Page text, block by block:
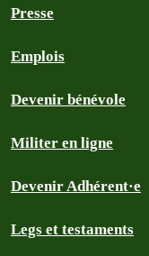
Presse
Emplois
Devenir bénévole
Militer en ligne
Devenir Adhérent·e
Legs et testaments